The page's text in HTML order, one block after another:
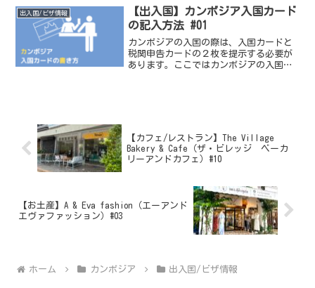
出入国/ビザ情報
【出入国】カンボジア入国カード
の記入方法 #01
カンボジアの入国の際は、入国カードと
税関申告カードの２枚を提示する必要が
あります。ここではカンボジアの入国カ
【カフェ/レストラン】The Village
Bakery & Cafe（ザ・ビレッジ ベーカ
リーアンドカフェ）#10
【お土産】A & Eva fashion（エーアンド
エヴァファッション）#03
ホーム カンボジア 出入国/ビザ情報